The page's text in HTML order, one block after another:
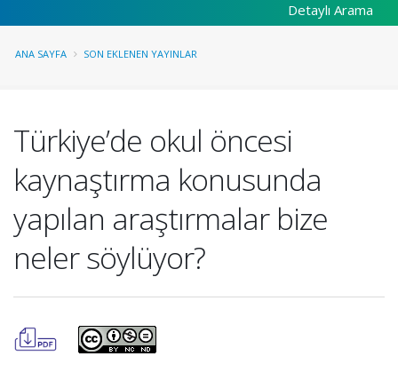
Detaylı Arama
ANA SAYFA SON EKLENEN YAYINLAR
Türkiye’de okul öncesi
kaynaştırma konusunda
yapılan araştırmalar bize
neler söylüyor?